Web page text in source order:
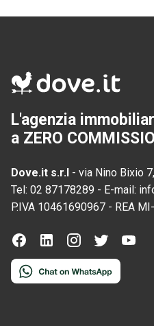
L'agenzia
a ZERO
Dove.it s.r.l - via Nino Bixio
Tel: 02 87178289 - E-mail:
P.IVA 10461690967 - REA